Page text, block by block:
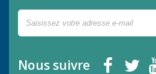
Nous suivre